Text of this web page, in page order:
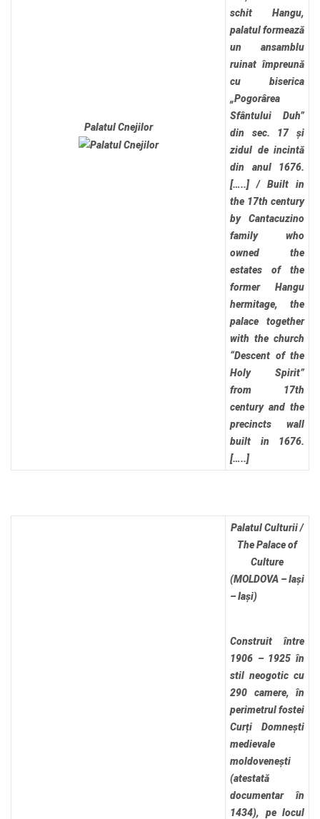
Palatul Cnejilor
schit Hangu,
palatul formează
un ansamblu
ruinat împreună
cu biserica
„Pogorârea
Sfântului Duh”
din sec. 17 și
zidul de incintă
din anul 1676.
[…..] / Built in
the 17th century
by Cantacuzino
family who
owned the
estates of the
former Hangu
hermitage, the
palace together
with the church
“Descent of the
Holy Spirit”
from 17th
century and the
precincts wall
built in 1676.
[…..]
Palatul Culturii /
The Palace of
Culture
(MOLDOVA – Iași
– Iași)
Construit între
1906 – 1925 în
stil neogotic cu
290 camere, în
perimetrul fostei
Curți Domnești
medievale
moldovenești
(atestată
documentar în
1434), pe locul